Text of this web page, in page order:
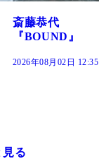
咲田ゆな
『Sunflower』
2026年08月02日 12:30
る